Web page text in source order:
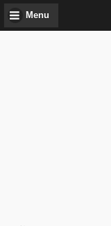
Menu